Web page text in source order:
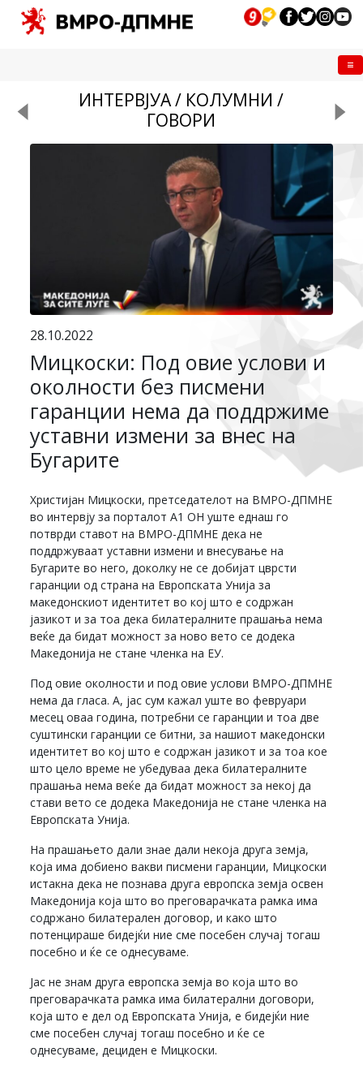
ИНТЕРВЈУА / КОЛУМНИ /
ГОВОРИ
28.10.2022
Мицкоски: Под овие услови и
околности без писмени
гаранции нема да поддржиме
уставни измени за внес на
Бугарите
Христијан Мицкоски, претседателот на ВМРО-ДПМНЕ
во интервју за порталот А1 ОН уште еднаш го
потврди ставот на ВМРО-ДПМНЕ дека не
поддржуваат уставни измени и внесување на
Бугарите во него, доколку не се добијат цврсти
гаранции од страна на Европската Унија за
македонскиот идентитет во кој што е содржан
јазикот и за тоа дека билатералните прашања нема
веќе да бидат можност за ново вето се додека
Македонија не стане членка на ЕУ.
Под овие околности и под овие услови ВМРО-ДПМНЕ
нема да гласа. А, јас сум кажал уште во февруари
месец оваа година, потребни се гаранции и тоа две
суштински гаранции се битни, за нашиот македонски
идентитет во кој што е содржан јазикот и за тоа кое
што цело време не убедуваа дека билатералните
прашања нема веќе да бидат можност за некој да
стави вето се додека Македонија не стане членка на
Европската Унија.
На прашањето дали знае дали некоја друга земја,
која има добиено вакви писмени гаранции, Мицкоски
истакна дека не познава друга европска земја освен
Македонија која што во преговарачката рамка има
содржано билатерален договор, и како што
потенцираше бидејќи ние сме посебен случај тогаш
посебно и ќе се однесуваме.
Јас не знам друга европска земја во која што во
преговарачката рамка има билатерални договори,
која што е дел од Европската Унија, е бидејќи ние
сме посебен случај тогаш посебно и ќе се
однесуваме, дециден е Мицкоски.